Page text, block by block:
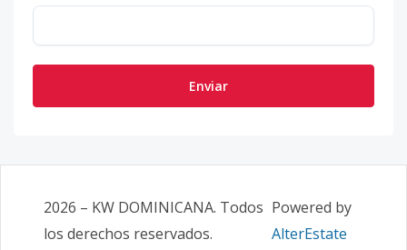
Enviar
2026 – KW DOMINICANA. Todos
los derechos reservados.
Powered by
AlterEstate